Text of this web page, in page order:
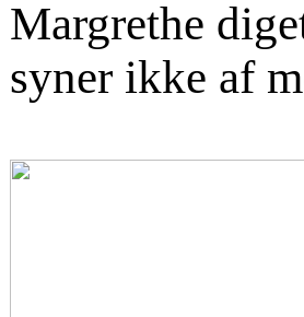
Margrethe
syner ikke af